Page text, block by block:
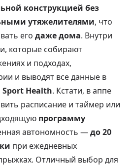
конструкцией без
утяжелителями, что
его даже дома. Внутри
которые собирают
и подходах,
и выводят все данные в
Health. Кстати, в аппе
расписание и таймер или
программу
автономность —до 20
при ежедневных
Отличный выбор для